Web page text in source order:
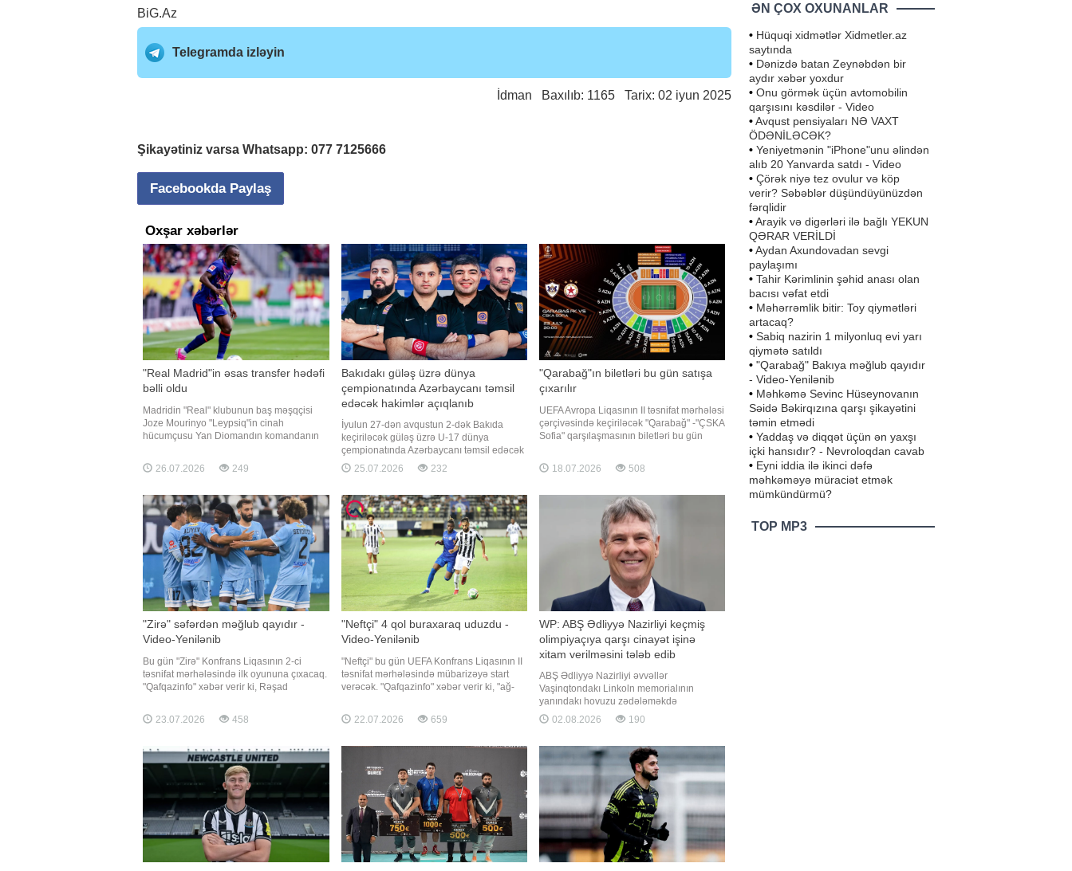
BiG.Az
Telegramda izləyin
İdman Baxılıb: 1165 Tarix: 02 iyun 2025
Şikayətiniz varsa Whatsapp: 077 7125666
Facebookda Paylaş
Oxşar xəbərlər
"Real Madrid"in əsas transfer hədəfi
bəlli oldu
Madridin "Real" klubunun baş məşqçisi
Joze Mourinyo "Leypsiq"in cinah
hücumçusu Yan Diomandın komandanın
xəbər verir ki, bu barədə jurnalist Fabritsio
Romano "X" sosial şəbəkəsində məlumat
mütəxəssi
26.07.2026 249
Bakıdakı güləş üzrə dünya
çempionatında Azərbaycanı təmsil
edəcək hakimlər açıqlanıb
İyulun 27-dən avqustun 2-dək Bakıda
keçiriləcək güləş üzrə U-17 dünya
çempionatında Azərbaycanı təmsil edəcək
hakimlər müəyyənləşib. Azərbaycan Güləş
Federasiyasından "Report"a verilən
Arenasında keçiriləcək mötəbər yarışda I-S
kateqoriyalı hakim Sədi Quliyev
25.07.2026 232
"Qarabağ"ın biletləri bu gün satışa
çıxarılır
UEFA Avropa Liqasının II təsnifat mərhələsi
çərçivəsində keçiriləcək "Qarabağ" -"ÇSKA
Sofia" qarşılaşmasının biletləri bu gün
məlumatına istinadən xəbər verir ki, saat
15:00-dan etibarən biletlərin satışı
18.07.2026 508
"Zirə" səfərdən məğlub qayıdır -
Video-Yenilənib
Bu gün "Zirə" Konfrans Liqasının 2-ci
təsnifat mərhələsində ilk oyununa çıxacaq.
"Qafqazinfo" xəbər verir ki, Rəşad
"Payde"nin qonağı olacaq. Görüş saat
20:00-da start götürəcək. Bu komandalar
Sumqayıtd
23.07.2026 458
"Neftçi" 4 qol buraxaraq uduzdu -
Video-Yenilənib
"Neftçi" bu gün UEFA Konfrans Liqasının II
təsnifat mərhələsində mübarizəyə start
verəcək. "Qafqazinfo" xəbər verir ki, "ağ-
Belarusun "Dinamo" (Minsk) klubunu
qəbul edəcək. Görüş Bakı vaxtı ilə saat
22.07.2026 659
WP: ABŞ Ədliyyə Nazirliyi keçmiş
olimpiyaçıya qarşı cinayət işinə
xitam verilməsini tələb edib
ABŞ Ədliyyə Nazirliyi əvvəllər
Vaşinqtondakı Linkoln memorialının
yanındakı hovuzu zədələməkdə
təqsirləndirilən keçmiş olimpiyaçı Devid
Hernə qarşı cinayət işinə xitam verilməsini
ABŞ Ədliyyə Nazirliyinin sənədlərinə
istinadən "The Washingto
02.08.2026 190
ƏN ÇOX OXUNANLAR
• Hüquqi xidmətlər Xidmetler.az
saytında
• Dənizdə batan Zeynəbdən bir
aydır xəbər yoxdur
• Onu görmək üçün avtomobilin
qarşısını kəsdilər - Video
•Avqust pensiyaları NƏ VAXT
ÖDƏNİLƏCƏK?
• Yeniyetmənin "iPhone"unu əlindən
alıb 20 Yanvarda satdı - Video
• Çörək niyə tez ovulur və köp
verir? Səbəblər düşündüyünüzdən
fərqlidir
•Arayik və digərləri ilə bağlı YEKUN
QƏRAR VERİLDİ
•Aydan Axundovadan sevgi
paylaşımı
• Tahir Kərimlinin şəhid anası olan
bacısı vəfat etdi
• Məhərrəmlik bitir: Toy qiymətləri
artacaq?
• Sabiq nazirin 1 milyonluq evi yarı
qiymətə satıldı
• "Qarabağ" Bakıya məğlub qayıdır
- Video-Yenilənib
• Məhkəmə Sevinc Hüseynovanın
Səidə Bəkirqızına qarşı şikayətini
təmin etmədi
• Yaddaş və diqqət üçün ən yaxşı
içki hansıdır? - Nevroloqdan cavab
• Eyni iddia ilə ikinci dəfə
məhkəməyə müraciət etmək
mümkündürmü?
TOP MP3